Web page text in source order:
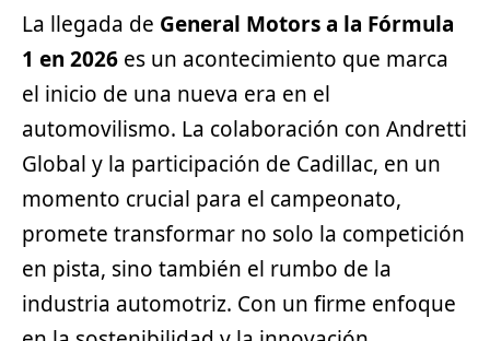
La llegada de General Motors a la Fórmula
1 en 2026 es un acontecimiento que marca
el inicio de una nueva era en el
automovilismo. La colaboración con Andretti
Global y la participación de Cadillac, en un
momento crucial para el campeonato,
promete transformar no solo la competición
en pista, sino también el rumbo de la
industria automotriz. Con un firme enfoque